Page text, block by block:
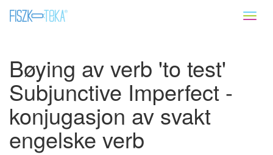
Bøying av verb 'to test'
Subjunctive Imperfect -
konjugasjon av svakt
engelske verb